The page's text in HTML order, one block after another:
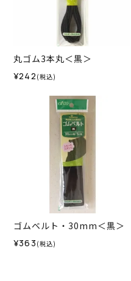
丸ゴム3本丸＜黒＞
¥242 (税込)
ゴムベルト・30mm＜黒＞
¥363 (税込)